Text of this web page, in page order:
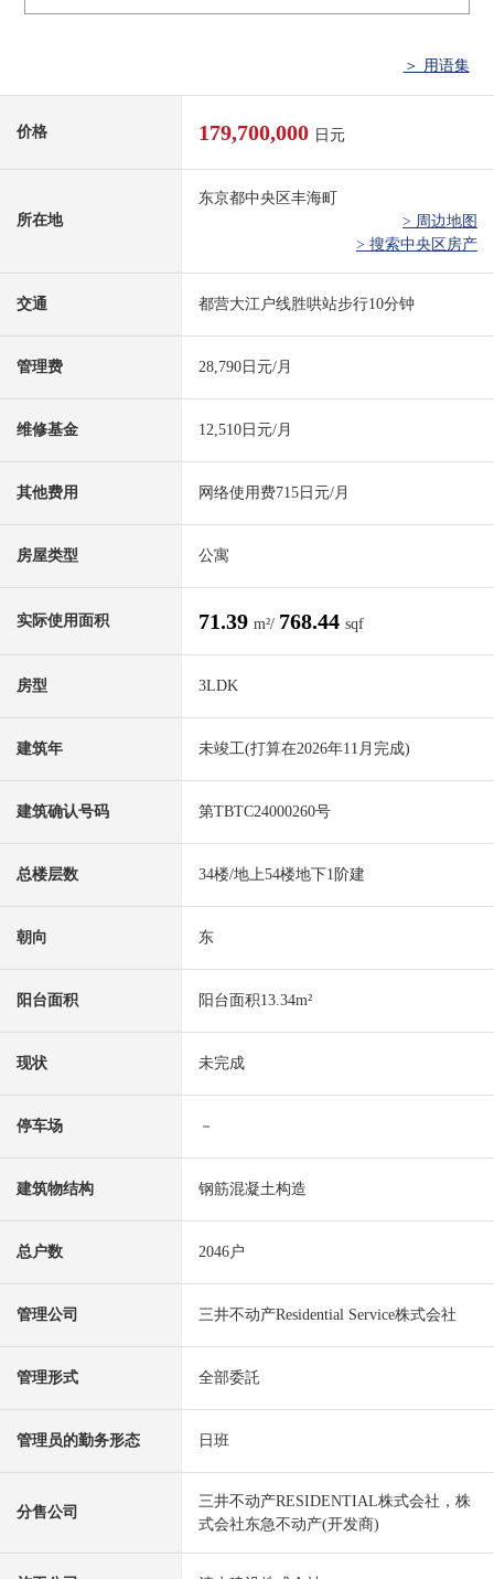
＞ 用语集
价格 179,700,000 日元
所在地
东京都中央区丰海町
> 周边地图
> 搜索中央区房产
交通 都营大江户线胜哄站步行10分钟
管理费 28,790日元/月
维修基金 12,510日元/月
其他费用 网络使用费715日元/月
房屋类型 公寓
实际使用面积 71.39 m²/ 768.44 sqf
房型 3LDK
建筑年 未竣工(打算在2026年11月完成)
建筑确认号码 第TBTC24000260号
总楼层数 34楼/地上54楼地下1阶建
朝向 东
阳台面积 阳台面积13.34m²
现状 未完成
停车场 －
建筑物结构 钢筋混凝土构造
总户数 2046户
管理公司 三井不动产Residential Service株式会社
管理形式 全部委託
管理员的勤务形态 日班
分售公司
三井不动产RESIDENTIAL株式会社，株
式会社东急不动产(开发商)